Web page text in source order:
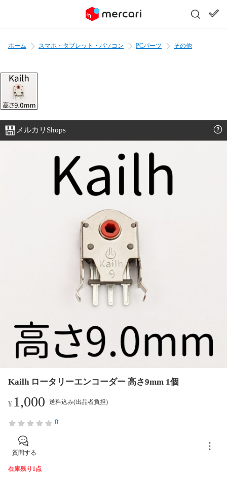
ホーム スマホ・タブレット・パソコン PCパーツ その他
メルカリShops
Kailh ロータリーエンコーダー 高さ9mm 1個
¥ 1,000 送料込み(出品者負担)
0
質問する
在庫残り1点